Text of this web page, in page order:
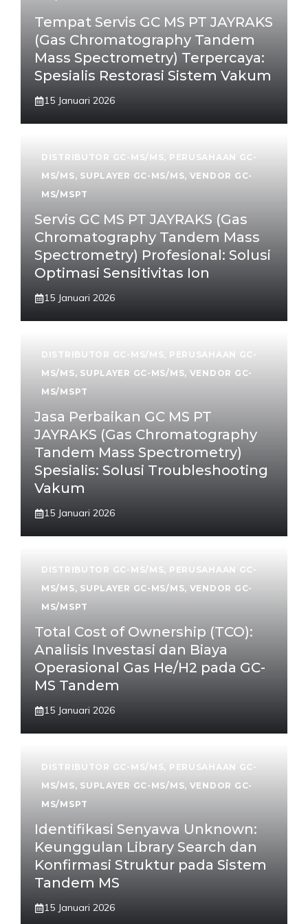
Tempat Servis GC MS PT JAYRAKS
(Gas Chromatography Tandem
Mass Spectrometry) Terpercaya:
Spesialis Restorasi Sistem Vakum
15 Januari 2026
DISTRIBUTOR GC-MS/MS, PERUSAHAAN GC-
MS/MS, SUPLAYER GC-MS/MS, VENDOR GC-
MS/MSPT
Servis GC MS PT JAYRAKS (Gas
Chromatography Tandem Mass
Spectrometry) Profesional: Solusi
Optimasi Sensitivitas Ion
15 Januari 2026
DISTRIBUTOR GC-MS/MS, PERUSAHAAN GC-
MS/MS, SUPLAYER GC-MS/MS, VENDOR GC-
MS/MSPT
Jasa Perbaikan GC MS PT
JAYRAKS (Gas Chromatography
Tandem Mass Spectrometry)
Spesialis: Solusi Troubleshooting
Vakum
15 Januari 2026
DISTRIBUTOR GC-MS/MS, PERUSAHAAN GC-
MS/MS, SUPLAYER GC-MS/MS, VENDOR GC-
MS/MSPT
Total Cost of Ownership (TCO):
Analisis Investasi dan Biaya
Operasional Gas He/H2 pada GC-
MS Tandem
15 Januari 2026
DISTRIBUTOR GC-MS/MS, PERUSAHAAN GC-
MS/MS, SUPLAYER GC-MS/MS, VENDOR GC-
MS/MSPT
Identifikasi Senyawa Unknown:
Keunggulan Library Search dan
Konfirmasi Struktur pada Sistem
Tandem MS
15 Januari 2026